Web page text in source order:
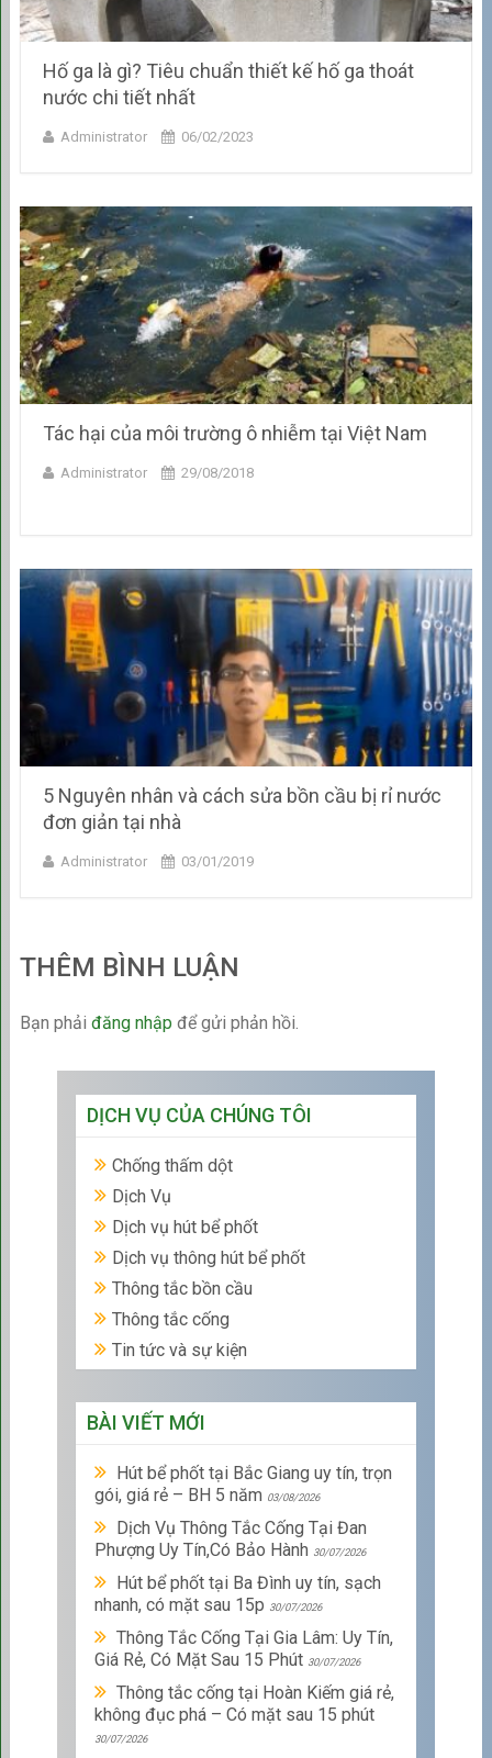
Hố ga là gì? Tiêu chuẩn thiết kế hố ga thoát
nước chi tiết nhất
Administrator 06/02/2023
Tác hại của môi trường ô nhiễm tại Việt Nam
Administrator 29/08/2018
5 Nguyên nhân và cách sửa bồn cầu bị rỉ nước
đơn giản tại nhà
Administrator 03/01/2019
THÊM BÌNH LUẬN
Bạn phải đăng nhập để gửi phản hồi.
DỊCH VỤ CỦA CHÚNG TÔI
Chống thấm dột
Dịch Vụ
Dịch vụ hút bể phốt
Dịch vụ thông hút bể phốt
Thông tắc bồn cầu
Thông tắc cống
Tin tức và sự kiện
BÀI VIẾT MỚI
Hút bể phốt tại Bắc Giang uy tín, trọn
gói, giá rẻ – BH 5 năm 03/08/2026
Dịch Vụ Thông Tắc Cống Tại Đan
Phượng Uy Tín,Có Bảo Hành 30/07/2026
Hút bể phốt tại Ba Đình uy tín, sạch
nhanh, có mặt sau 15p 30/07/2026
Thông Tắc Cống Tại Gia Lâm: Uy Tín,
Giá Rẻ, Có Mặt Sau 15 Phút 30/07/2026
Thông tắc cống tại Hoàn Kiếm giá rẻ,
không đục phá – Có mặt sau 15 phút
30/07/2026